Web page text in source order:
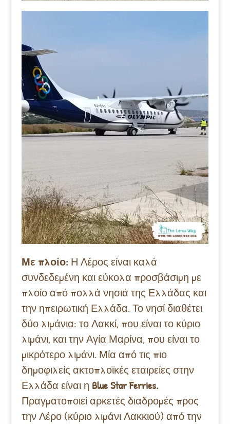
Με πλοίο: Η Λέρος είναι καλά
συνδεδεμένη και εύκολα προσβάσιμη με
πλοίο από πολλά νησιά της Ελλάδας και
την ηπειρωτική Ελλάδα. Το νησί διαθέτει
δύο λιμάνια: το Λακκί, που είναι το κύριο
λιμάνι, και την Αγία Μαρίνα, που είναι το
μικρότερο λιμάνι. Μία από τις πιο
δημοφιλείς ακτοπλοϊκές εταιρείες στην
Ελλάδα είναι η Blue Star Ferries.
Πραγματοποιεί αρκετές διαδρομές προς
την Λέρο (κύριο λιμάνι Λακκιού) από την